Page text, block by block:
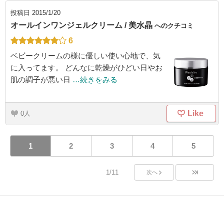
投稿日 2015/1/20
オールインワンジェルクリーム / 美水晶 へのクチコミ
6
ベビークリームの様に優しい使い心地で、気
に入ってます。 どんなに乾燥がひどい日やお
肌の調子が悪い日 …続きをみる
0 Like
1 2 3 4 5
1/11 次へ